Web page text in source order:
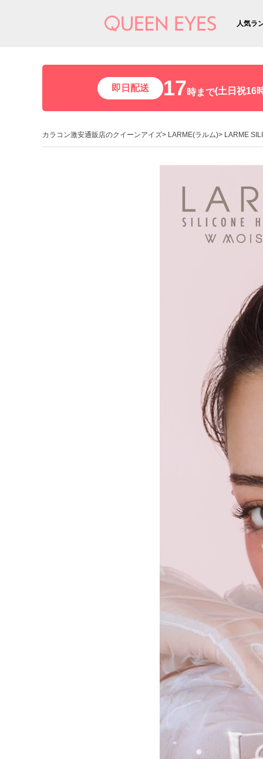
人気ラ
即日配送 17時まで(土日祝16
カラコン激安通販店のクイーンアイズ LARME(ラルム) LARME